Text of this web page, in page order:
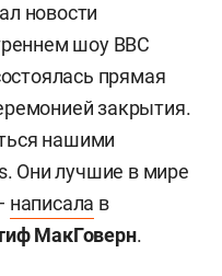
новости
шоу BBC
прямая
закрытия.
нашими
Они лучшие в мире
написала в
МакГоверн.